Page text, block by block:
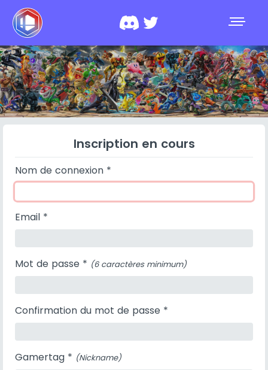
Inscription en cours
Nom de connexion *
Email *
Mot de passe * (6 caractères minimum)
Confirmation du mot de passe *
Gamertag * (Nickname)